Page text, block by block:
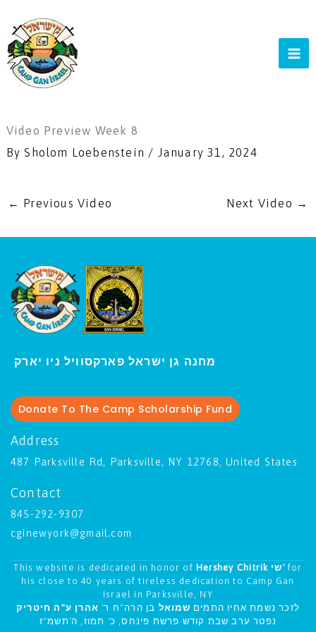
to
content
Video Preview Week 8
By Sholom Loebenstein / January 31, 2024
← Previous Video Next Video →
מחנה גן ישראל פארקסוויל ני
Donate To The Camp Scholarship Fund
Address
487 Parksville Rd, Parksville, NY 12768, United States
Contact
845-292-9307
cginewyork@gmail.com
This website is dedicated in honor of Hershey Chitrik שי' for
his close to 40 years of tireless dedication to Camp Gan
Israel in Parksville, NY
לזכר נשמת אחיו התמים שמואל בן הרה"ח ר' אהרן ע"ה חיטריק
נפטר ערב שבת קודש פרשת פינחס, כ' תמוז, ה'תשמ"ז